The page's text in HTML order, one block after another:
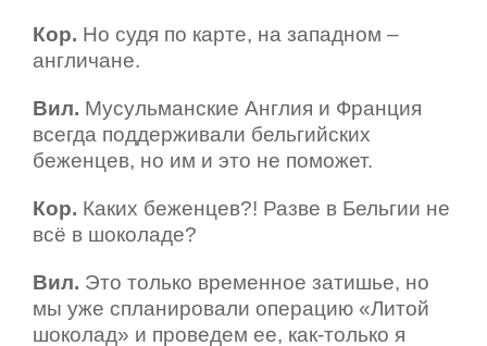
Кор. Но судя по карте, на западном –
англичане.
Вил. Мусульманские Англия и Франция
всегда поддерживали бельгийских
беженцев, но им и это не поможет.
Кор. Каких беженцев?! Разве в Бельгии не
всё в шоколаде?
Вил. Это только временное затишье, но
мы уже спланировали операцию «Литой
шоколад» и проведем ее, как-только я